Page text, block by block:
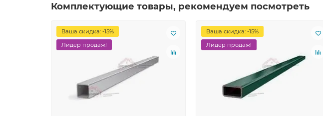
Комплектующие товары, рекомендуем посмотреть
Ваша скидка: -15%
Лидер продаж!
Ваша скидка: -15%
Лидер продаж!